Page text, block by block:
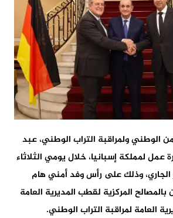
الوطني ولمراقبة التراب الوطني، عبد
لمملكة إسبانيا، خلال يومي الثلاثاء
28 و29 يناير الجاري، وذلك على رأس وفد أمني هام
المركزية لقطب المديرية العامة
العامة لمراقبة التراب الوطني.